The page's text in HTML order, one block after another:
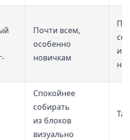
Почти всем,
особенно
новичкам
и
на
Спокойнее
собирать
из блоков
визуально